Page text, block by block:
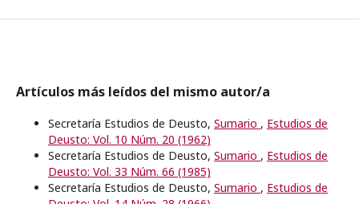
Artículos más leídos del mismo autor/a
Secretaría Estudios de Deusto, Sumario , Estudios de
Deusto: Vol. 10 Núm. 20 (1962)
Secretaría Estudios de Deusto, Sumario , Estudios de
Deusto: Vol. 33 Núm. 66 (1985)
Secretaría Estudios de Deusto, Sumario , Estudios de